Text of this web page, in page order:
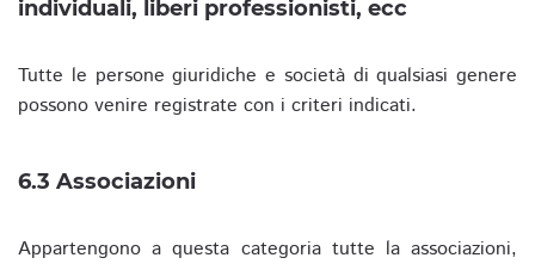
individuali, liberi professionisti, ecc
Tutte le persone giuridiche e società di qualsiasi genere
possono venire registrate con i criteri indicati.
6.3 Associazioni
Appartengono a questa categoria tutte la associazioni,